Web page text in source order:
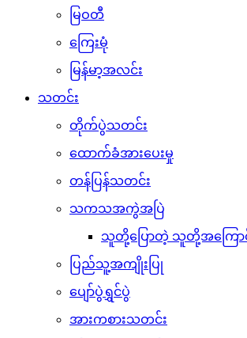
မြဝတီ
ကြေးမုံ
မြန်မာ့အလင်း
သတင်း
တိုက်ပွဲသတင်း
ထောက်ခံအားပေးမှု
တန်ပြန်သတင်း
သကသအကွဲအပြဲ
သူတို့ပြောတဲ့ သူတို့အကြော
ပြည်သူ့အကျိုးပြု
ပျော်ပွဲရွှင်ပွဲ
အားကစားသတင်း